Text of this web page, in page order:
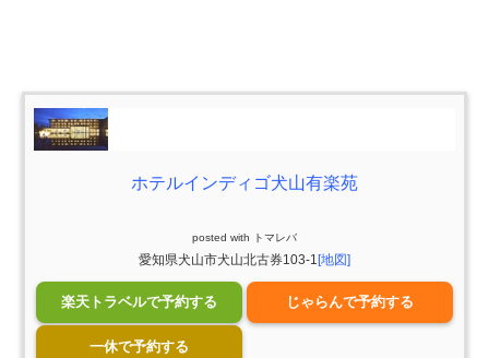
ホテルインディゴ犬山有楽苑
posted with トマレバ
愛知県犬山市犬山北古券103-1 [地図]
楽天トラベルで予約する じゃらんで予約する
一休で予約する